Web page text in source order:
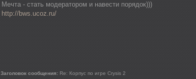
Мечта - стать модератором и навести порядок)))
http://bws.ucoz.ru/
Заголовок сообщения: Re: Корпус по игре Crysis 2